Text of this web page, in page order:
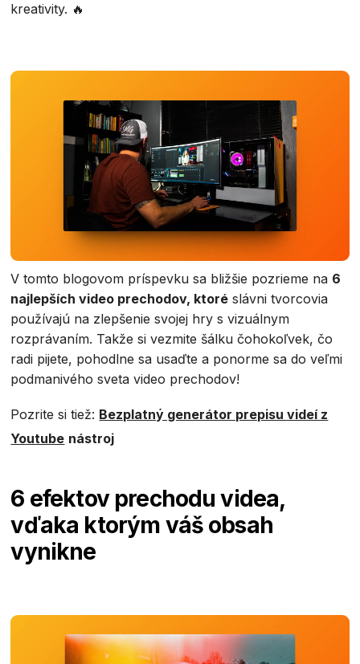
kreativity. 🔥
V tomto blogovom príspevku sa bližšie pozrieme na 6
najlepších video prechodov, ktoré slávni tvorcovia
používajú na zlepšenie svojej hry s vizuálnym
rozprávaním. Takže si vezmite šálku čohokoľvek, čo
radi pijete, pohodlne sa usaďte a ponorme sa do veľmi
podmanivého sveta video prechodov!
Pozrite si tiež: Bezplatný generátor prepisu videí z
Youtube nástroj‍
6 efektov prechodu videa,
vďaka ktorým váš obsah
vynikne